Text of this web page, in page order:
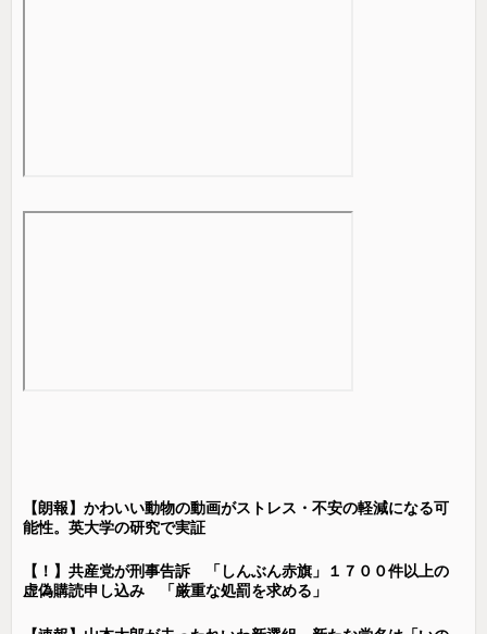
【朗報】かわいい動物の動画がストレス・不安の軽減になる可
能性。英大学の研究で実証
【！】共産党が刑事告訴 「しんぶん赤旗」１７００件以上の
虚偽購読申し込み 「厳重な処罰を求める」